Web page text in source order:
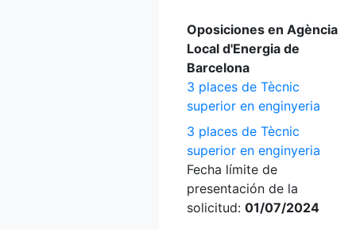
Oposiciones en Agència
Local d'Energia de
Barcelona
3 places de Tècnic
superior en enginyeria
3 places de Tècnic
superior en enginyeria
Fecha límite de
presentación de la
solicitud: 01/07/2024